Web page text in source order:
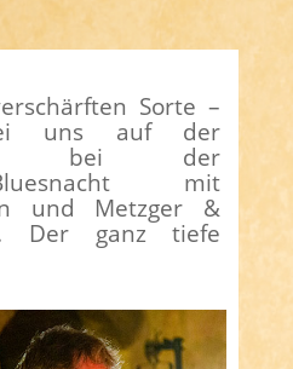
Sorte –
uns auf der
bei der
Bluesnacht mit
und Metzger &
Der ganz tiefe